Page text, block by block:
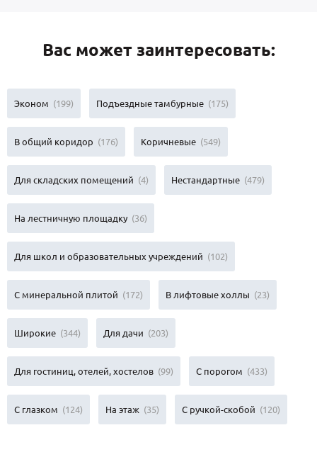
Вас может заинтересовать:
Эконом (199) Подъездные тамбурные (175)
В общий коридор (176) Коричневые (549)
Для складских помещений (4) Нестандартные (479)
На лестничную площадку (36)
Для школ и образовательных учреждений (102)
С минеральной плитой (172) В лифтовые холлы (23)
Широкие (344) Для дачи (203)
Для гостиниц, отелей, хостелов (99) С порогом (433)
С глазком (124) На этаж (35) С ручкой-скобой (120)